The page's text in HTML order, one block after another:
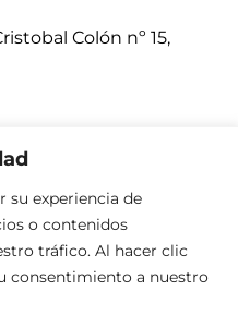
su experiencia de
o contenidos
tráfico. Al hacer clic
consentimiento a nuestro
Colón nº 15,
031